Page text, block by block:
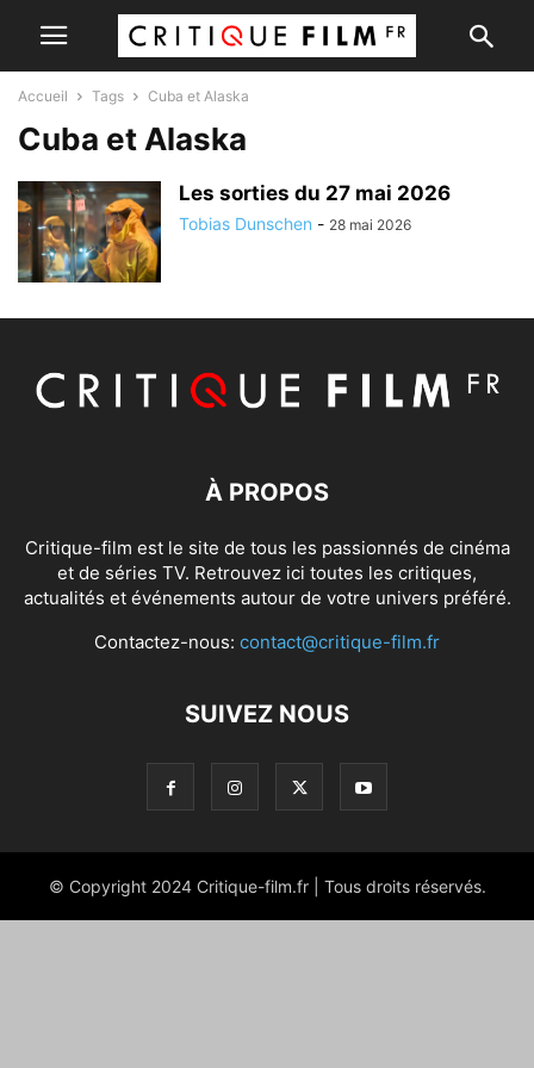
Accueil Tags Cuba et Alaska
Cuba et Alaska
Les sorties du 27 mai 2026
Tobias Dunschen - 28 mai 2026
À PROPOS
Critique-film est le site de tous les passionnés de cinéma
et de séries TV. Retrouvez ici toutes les critiques,
actualités et événements autour de votre univers préféré.
Contactez-nous: contact@critique-film.fr
SUIVEZ NOUS
© Copyright 2024 Critique-film.fr | Tous droits réservés.